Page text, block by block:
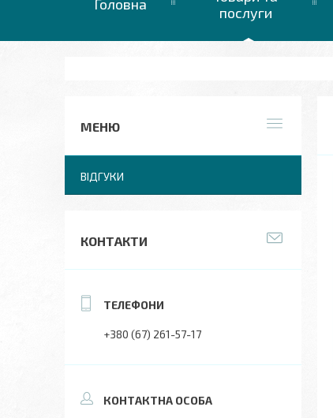
Головна
послуги
ВІДГУКИ
КОНТАКТИ
+380 (67) 261-57-17